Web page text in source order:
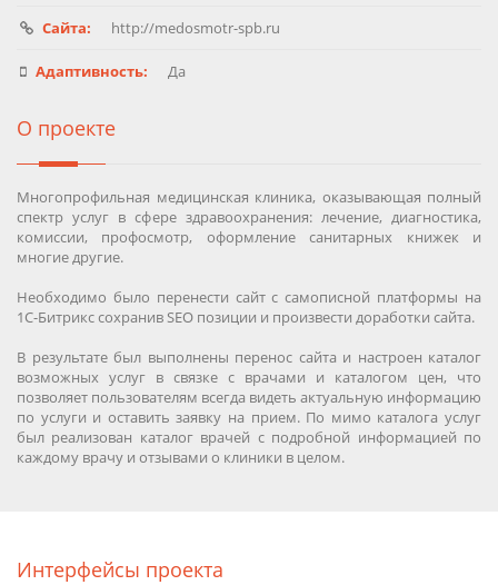
Сайта: http://medosmotr-spb.ru
Адаптивность: Да
О проекте
Многопрофильная медицинская клиника, оказывающая полный
спектр услуг в сфере здравоохранения: лечение, диагностика,
комиссии, профосмотр, оформление санитарных книжек и
многие другие.
Необходимо было перенести сайт с самописной платформы на
1С-Битрикс сохранив SEO позиции и произвести доработки сайта.
В результате был выполнены перенос сайта и настроен каталог
возможных услуг в связке с врачами и каталогом цен, что
позволяет пользователям всегда видеть актуальную информацию
по услуги и оставить заявку на прием. По мимо каталога услуг
был реализован каталог врачей с подробной информацией по
каждому врачу и отзывами о клиники в целом.
Интерфейсы проекта